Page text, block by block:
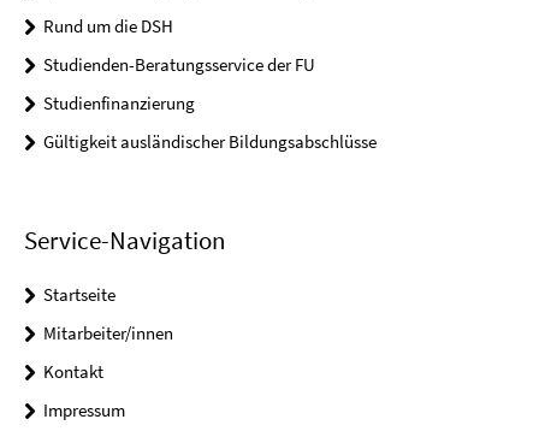
Rund um die DSH
Studienden-Beratungsservice der FU
Studienfinanzierung
Gültigkeit ausländischer Bildungsabschlüsse
Service-Navigation
Startseite
Mitarbeiter/innen
Kontakt
Impressum